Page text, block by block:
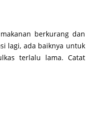
berkurang dan
lagi, ada baiknya untuk
terlalu lama. Catat